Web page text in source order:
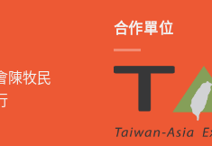
陳牧民
合作單位